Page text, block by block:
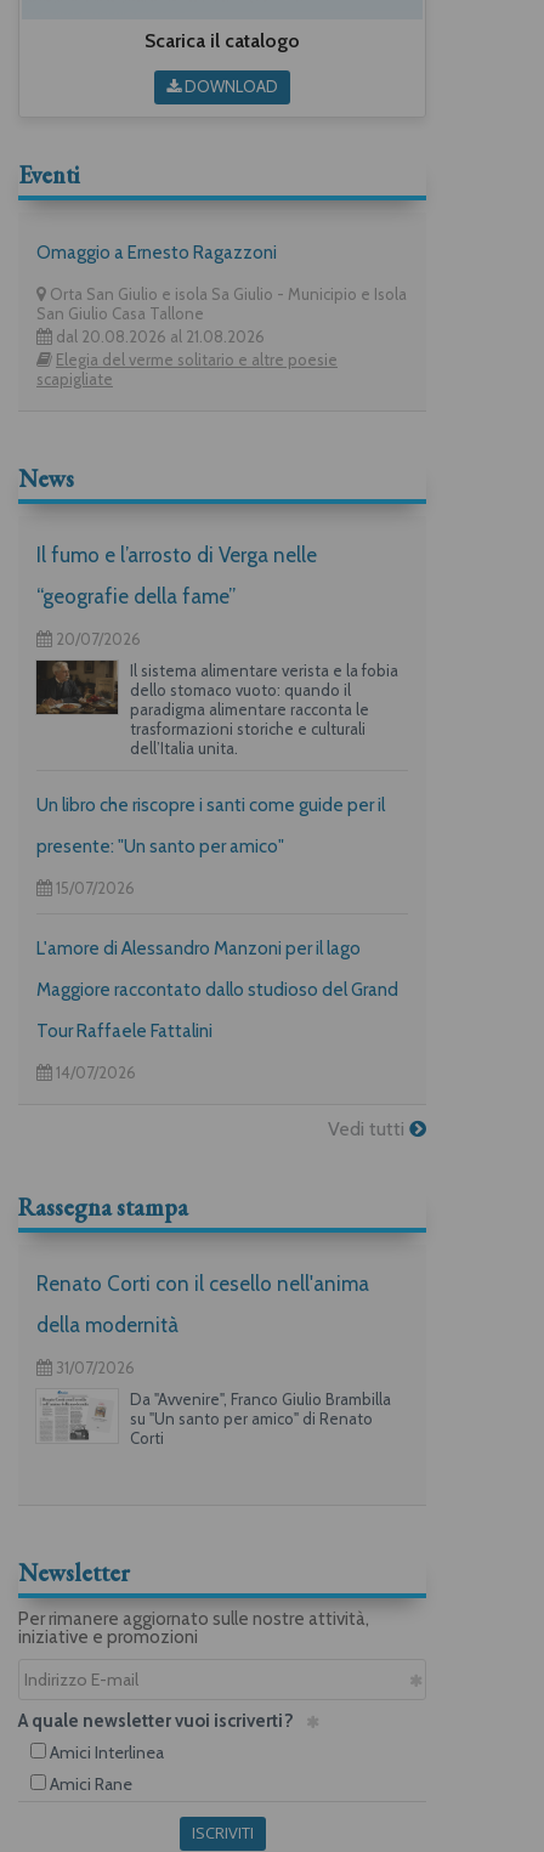
Scarica il catalogo
DOWNLOAD
Eventi
Omaggio a Ernesto Ragazzoni
Orta San Giulio e isola Sa Giulio - Municipio e Isola
San Giulio Casa Tallone
dal 20.08.2026 al 21.08.2026
Elegia del verme solitario e altre poesie
scapigliate
News
Il fumo e l’arrosto di Verga nelle
“geografie della fame”
20/07/2026
Il sistema alimentare verista e la fobia
dello stomaco vuoto: quando il
paradigma alimentare racconta le
trasformazioni storiche e culturali
dell’Italia unita.
Un libro che riscopre i santi come guide per il
presente: "Un santo per amico"
15/07/2026
L'amore di Alessandro Manzoni per il lago
Maggiore raccontato dallo studioso del Grand
Tour Raffaele Fattalini
14/07/2026
Vedi tutti
Rassegna stampa
Renato Corti con il cesello nell'anima
della modernità
31/07/2026
Da "Avvenire", Franco Giulio Brambilla
su "Un santo per amico" di Renato
Corti
Newsletter
Per rimanere aggiornato sulle nostre attività,
iniziative e promozioni
A quale newsletter vuoi iscriverti?
Amici Interlinea
Amici Rane
ISCRIVITI